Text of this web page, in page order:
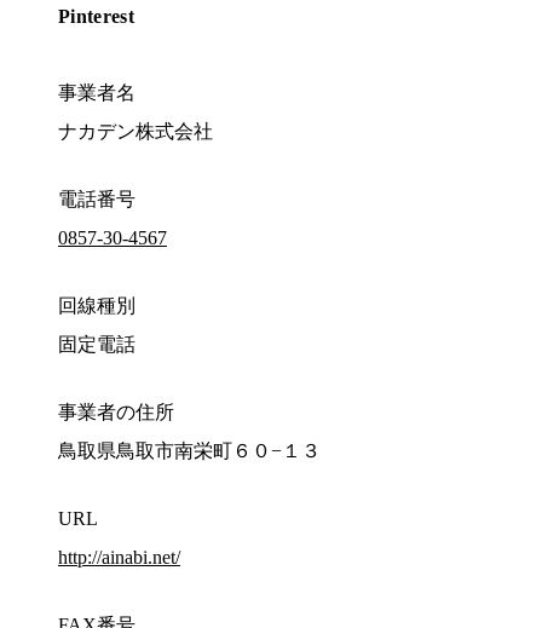
Pinterest
事業者名
ナカデン株式会社
電話番号
0857-30-4567
回線種別
固定電話
事業者の住所
鳥取県鳥取市南栄町６０−１３
URL
http://ainabi.net/